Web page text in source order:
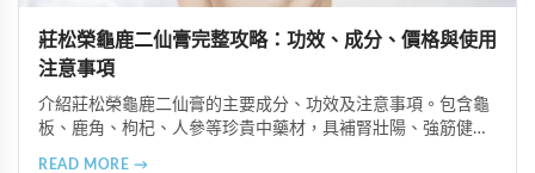
莊松榮龜鹿二仙膏完整攻略：功效、成分、價格與使用
注意事項
介紹莊松榮龜鹿二仙膏的主要成分、功效及注意事項。包含龜
板、鹿角、枸杞、人參等珍貴中藥材，具補腎壯陽、強筋健
READ MORE →